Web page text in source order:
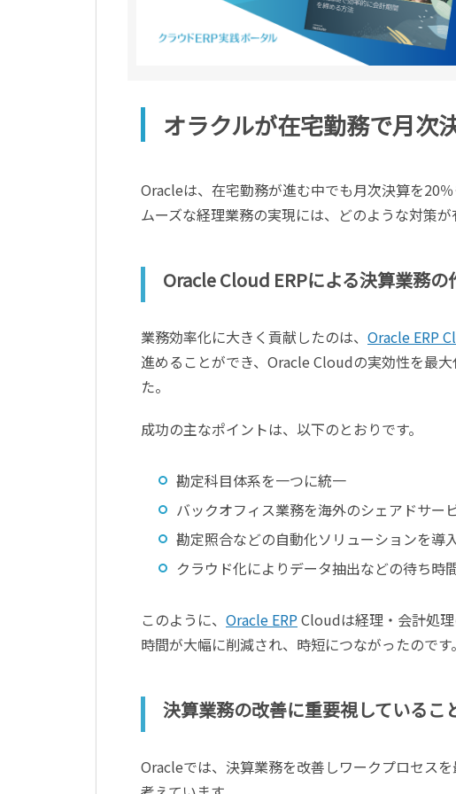
オラクルが在宅勤務で月次
Oracleは、在宅勤務が進む中でも月次決算を20
ムーズな経理業務の実現には、どのような対策が
Oracle Cloud ERPによる決算業務の
業務効率化に大きく貢献したのは、 Oracle ERP
進めることができ、Oracle Cloudの実効性を最
た。
成功の主なポイントは、以下のとおりです。
勘定科目体系を一つに統一
バックオフィス業務を海外のシェアドサー
勘定照合などの自動化ソリューションを導
クラウド化によりデータ抽出などの待ち時
このように、 Oracle ERPCloudは経理・会計処
時間が大幅に削減され、時短につながったのです。
決算業務の改善に重要視しているこ
Oracleでは、決算業務を改善しワークプロセス